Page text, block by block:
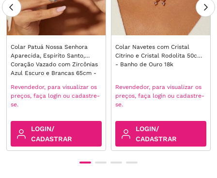
Colar Patuá Nossa Senhora
Aparecida, Espiríto Santo,
Coração Vazado com Zircônias
Azul Escuro e Brancas 65cm -
Revendedor, para visualizar os
preços, faça login ou cadastre-
se.
LOGIN/
CADASTRAR
Colar Navetes com Cristal
Citrino e Cristal Rodolita 50cm
- Banho de Ouro 18k
Revendedor, para visualizar os
preços, faça login ou cadastre-
se.
LOGIN/
CADASTRAR